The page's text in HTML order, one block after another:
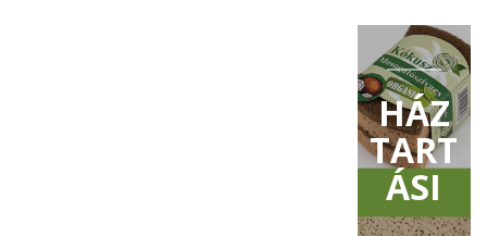
HÁZ
TART
ÁSI